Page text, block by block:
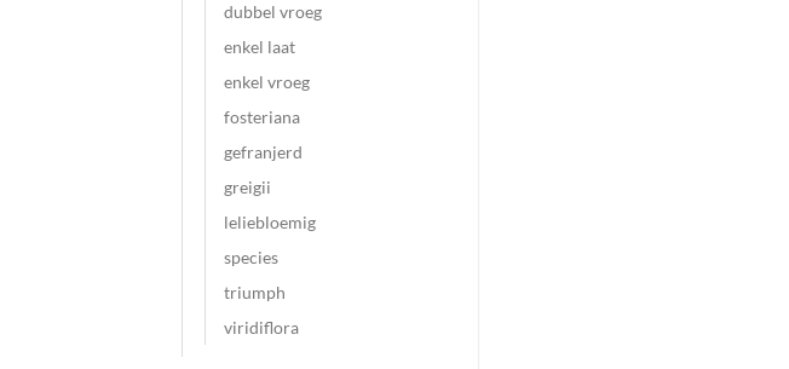
dubbel vroeg
enkel laat
enkel vroeg
fosteriana
gefranjerd
greigii
leliebloemig
species
triumph
viridiflora